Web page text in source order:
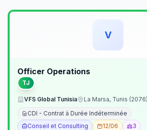
V
Officer Operations
TJ
VFS Global Tunisia
La Marsa, Tunis (2076)
CDI - Contrat à Durée Indéterminée
Conseil et Consulting
12/06 3